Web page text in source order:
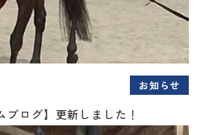
お知らせ
ブログ】更新しました！